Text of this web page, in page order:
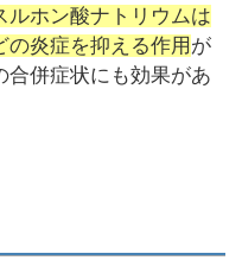
ルホン酸ナトリウムは
の炎症を抑える作用 が
合併症状にも効果があ